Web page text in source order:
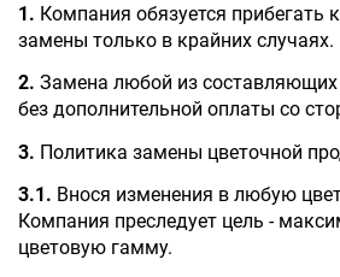
1. Компания обязуется прибегать
замены только в крайних случаях.
2. Замена любой из составляющих
без дополнительной оплаты со
3. Политика замены цветочной
3.1. Внося изменения в любую
Компания преследует цель -
цветовую гамму.